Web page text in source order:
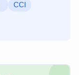
CCI